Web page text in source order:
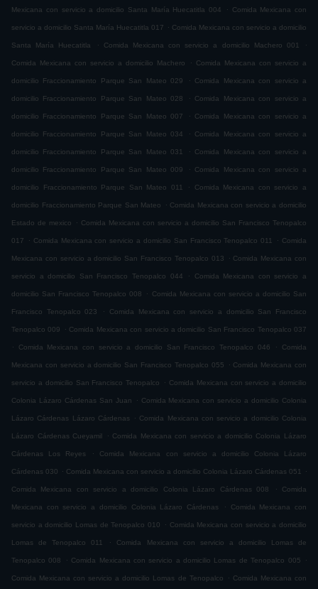
Mexicana con servicio a domicilio Santa María Huecatitla 004 . Comida Mexicana con
servicio a domicilio Santa María Huecatitla 017 . Comida Mexicana con servicio a domicilio
Santa María Huecatitla . Comida Mexicana con servicio a domicilio Machero 001 .
Comida Mexicana con servicio a domicilio Machero . Comida Mexicana con servicio a
domicilio Fraccionamiento Parque San Mateo 029 . Comida Mexicana con servicio a
domicilio Fraccionamiento Parque San Mateo 028 . Comida Mexicana con servicio a
domicilio Fraccionamiento Parque San Mateo 007 . Comida Mexicana con servicio a
domicilio Fraccionamiento Parque San Mateo 034 . Comida Mexicana con servicio a
domicilio Fraccionamiento Parque San Mateo 031 . Comida Mexicana con servicio a
domicilio Fraccionamiento Parque San Mateo 009 . Comida Mexicana con servicio a
domicilio Fraccionamiento Parque San Mateo 011 . Comida Mexicana con servicio a
domicilio Fraccionamiento Parque San Mateo . Comida Mexicana con servicio a domicilio
Estado de mexico . Comida Mexicana con servicio a domicilio San Francisco Tenopalco
017 . Comida Mexicana con servicio a domicilio San Francisco Tenopalco 011 . Comida
Mexicana con servicio a domicilio San Francisco Tenopalco 013 . Comida Mexicana con
servicio a domicilio San Francisco Tenopalco 044 . Comida Mexicana con servicio a
domicilio San Francisco Tenopalco 008 . Comida Mexicana con servicio a domicilio San
Francisco Tenopalco 023 . Comida Mexicana con servicio a domicilio San Francisco
Tenopalco 009 . Comida Mexicana con servicio a domicilio San Francisco Tenopalco 037
.
Comida Mexicana con servicio a domicilio San Francisco Tenopalco 046 . Comida
Mexicana con servicio a domicilio San Francisco Tenopalco 055 . Comida Mexicana con
servicio a domicilio San Francisco Tenopalco . Comida Mexicana con servicio a domicilio
Colonia Lázaro Cárdenas San Juan . Comida Mexicana con servicio a domicilio Colonia
Lázaro Cárdenas Lázaro Cárdenas . Comida Mexicana con servicio a domicilio Colonia
Lázaro Cárdenas Cueyamil . Comida Mexicana con servicio a domicilio Colonia Lázaro
Cárdenas Los Reyes . Comida Mexicana con servicio a domicilio Colonia Lázaro
Cárdenas 030 . Comida Mexicana con servicio a domicilio Colonia Lázaro Cárdenas 051 .
Comida Mexicana con servicio a domicilio Colonia Lázaro Cárdenas 008 . Comida
Mexicana con servicio a domicilio Colonia Lázaro Cárdenas . Comida Mexicana con
servicio a domicilio Lomas de Tenopalco 010 . Comida Mexicana con servicio a domicilio
Lomas de Tenopalco 011 . Comida Mexicana con servicio a domicilio Lomas de
Tenopalco 008 . Comida Mexicana con servicio a domicilio Lomas de Tenopalco 005 .
Comida Mexicana con servicio a domicilio Lomas de Tenopalco . Comida Mexicana con